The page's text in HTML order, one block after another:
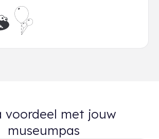
voordeel met jouw
museumpas